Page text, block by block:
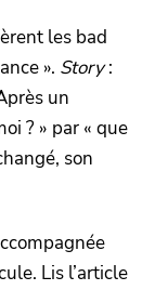
les bad
». Story:
un
? » par « que
son
Lis l’article